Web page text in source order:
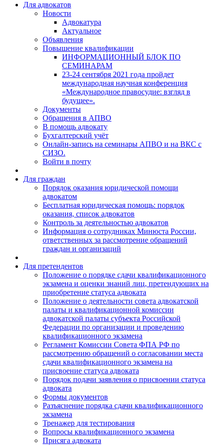
Для адвокатов
Новости
Адвокатура
Актуальное
Объявления
Повышение квалификации
ИНФОРМАЦИОННЫЙ БЛОК ПО
СЕМИНАРАМ
23-24 сентября 2021 года пройдет
международная научная конференция
«Международное правосудие: взгляд в
будущее».
Документы
Обращения в АПВО
В помощь адвокату
Бухгалтерский учёт
Онлайн-запись на семинары АПВО и на ВКС с
СИЗО.
Войти в почту
Для граждан
Порядок оказания юридической помощи
адвокатом
Бесплатная юридическая помощь: порядок
оказания, список адвокатов
Контроль за деятельностью адвокатов
Информация о сотрудниках Минюста России,
ответственных за рассмотрение обращений
граждан и организаций
Для претендентов
Положение о порядке сдачи квалификационного
экзамена и оценки знаний лиц, претендующих на
приобретение статуса адвоката
Положение о деятельности совета адвокатской
палаты и квалификационной комиссии
адвокатской палаты субъекта Российской
Федерации по организации и проведению
квалификационного экзамена
Регламент Комиссии Совета ФПА РФ по
рассмотрению обращений о согласовании места
сдачи квалификационного экзамена на
присвоение статуса адвоката
Порядок подачи заявления о присвоении статуса
адвоката
Формы документов
Разъяснение порядка сдачи квалификационного
экзамена
Тренажер для тестирования
Вопросы квалификационного экзамена
Присяга адвоката